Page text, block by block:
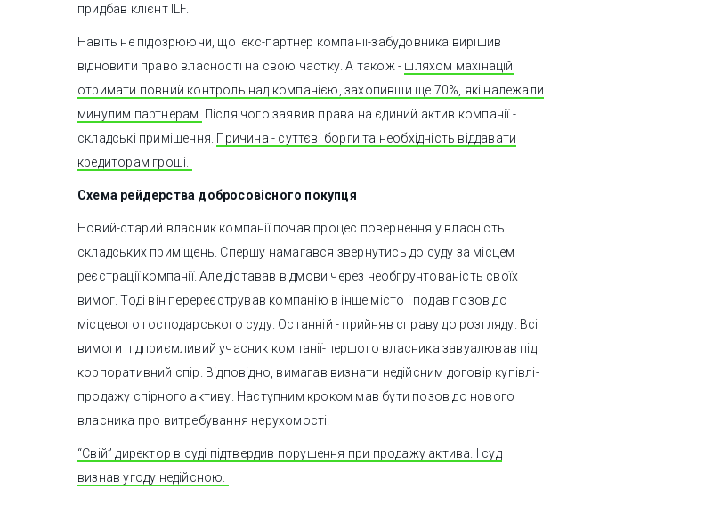
придбав клієнт ILF.
Навіть не підозрюючи, що екс-партнер компанії-забудовника вирішив
відновити право власності на свою частку. А також - шляхом махінацій
отримати повний контроль над компанією, захопивши ще 70%, які належали
минулим партнерам.
Після чого заявив права на єдиний актив компанії -
складські приміщення. Причина - суттєві борги та необхідність віддавати
кредиторам гроші.
Схема рейдерства добросовісного покупця
Новий-старий власник компанії почав процес повернення у власність
складських приміщень. Спершу намагався звернутись до суду за місцем
реєстрації компанії. Але діставав відмови через необгрунтованість своїх
вимог. Тоді він перереєстрував компанію в інше місто і подав позов до
місцевого господарського суду. Останній - прийняв справу до розгляду. Всі
вимоги підприємливий учасник компанії-першого власника завуалював під
корпоративний спір. Відповідно, вимагав визнати недійсним договір купівлі-
продажу спірного активу. Наступним кроком мав бути позов до нового
власника про витребування нерухомості.
“Свій” директор в суді підтвердив порушення при продажу актива. І суд
визнав угоду недійсною.